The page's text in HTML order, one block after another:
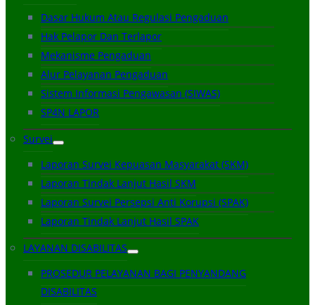
Dasar Hukum Atau Regulasi Pengaduan
Hak Pelapor Dan Terlapor
Mekanisme Pengaduan
Alur Pelayanan Pengaduan
Sistem Informasi Pengawasan (SIWAS)
SP4N LAPOR
Survei
Laporan Survei Kepuasan Masyarakat (SKM)
Laporan Tindak Lanjut Hasil SKM
Laporan Survei Persepsi Anti Korupsi (SPAK)
Laporan Tindak Lanjut Hasil SPAK
LAYANAN DISABILITAS
PROSEDUR PELAYANAN BAGI PENYANDANG
DISABILITAS